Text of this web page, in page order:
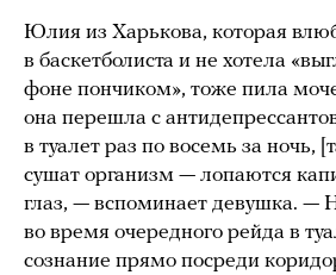
Юлия из Харькова, которая
в баскетболиста и не хотела
фоне пончиком», тоже пила
она перешла с
в туалет раз по восемь за ночь,
сушат организм — лопаются
глаз, — вспоминает девушка. —
во время очередного рейда в
сознание прямо посреди